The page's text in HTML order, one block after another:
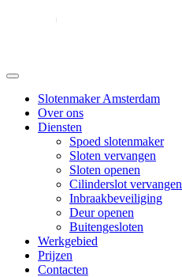
Slotenmaker Amsterdam
Over ons
Diensten
Spoed slotenmaker
Sloten vervangen
Sloten openen
Cilinderslot vervangen
Inbraakbeveiliging
Deur openen
Buitengesloten
Werkgebied
Prijzen
Contacten